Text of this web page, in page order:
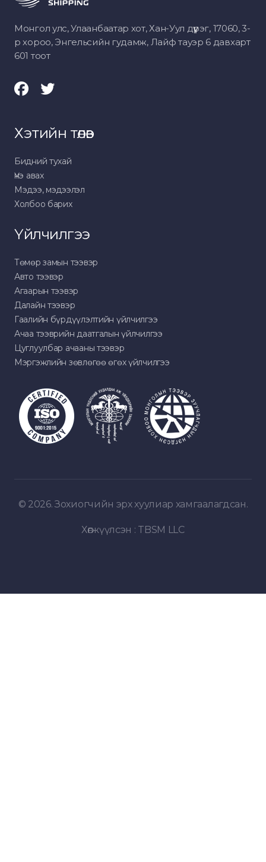
Монгол улс, Улаанбаатар хот, Хан-Уул дүүрэг, 17060, 3-
р хороо, Энгельсийн гудамж, Лайф тауэр 6 давхарт
601 тоот
Хэтийн төлөв
Бидний тухай
Үнэ авах
Мэдээ, мэдээлэл
Холбоо барих
Үйлчилгээ
Төмөр замын тээвэр
Авто тээвэр
Агаарын тээвэр
Далайн тээвэр
Гаалийн бүрдүүлэлтийн үйлчилгээ
Ачаа тээврийн даатгалын үйлчилгээ
Цуглуулбар ачааны тээвэр
Мэргэжлийн зөвлөгөө өгөх үйлчилгээ
© 2026. Зохиогчийн эрх хуулиар хамгаалагдсан.
Хөгжүүлсэн : TBSM LLC